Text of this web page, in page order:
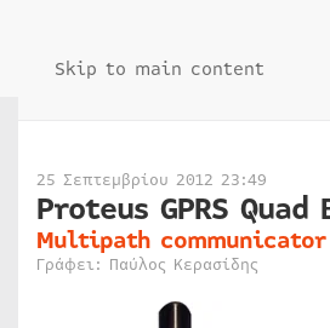
Skip to main content
25 Σεπτεμβρίου 2012 23:49
Proteus GPRS Quad
Multipath communicator
Γράφει: Παύλος Κερασίδης